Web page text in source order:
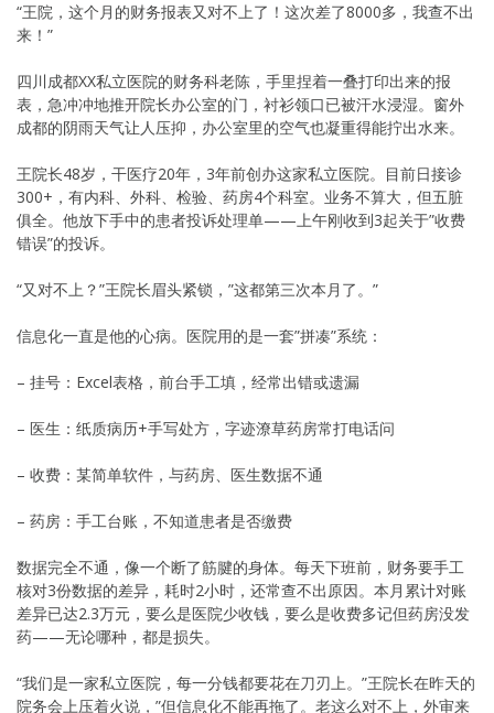
“王院，这个月的财务报表又对不上了！这次差了8000多，我查不出
来！”
四川成都XX私立医院的财务科老陈，手里捏着一叠打印出来的报
表，急冲冲地推开院长办公室的门，衬衫领口已被汗水浸湿。窗外
成都的阴雨天气让人压抑，办公室里的空气也凝重得能拧出水来。
王院长48岁，干医疗20年，3年前创办这家私立医院。目前日接诊
300+，有内科、外科、检验、药房4个科室。业务不算大，但五脏
俱全。他放下手中的患者投诉处理单——上午刚收到3起关于”收费
错误”的投诉。
“又对不上？”王院长眉头紧锁，”这都第三次本月了。”
信息化一直是他的心病。医院用的是一套”拼凑”系统：
– 挂号：Excel表格，前台手工填，经常出错或遗漏
– 医生：纸质病历+手写处方，字迹潦草药房常打电话问
– 收费：某简单软件，与药房、医生数据不通
– 药房：手工台账，不知道患者是否缴费
数据完全不通，像一个断了筋腱的身体。每天下班前，财务要手工
核对3份数据的差异，耗时2小时，还常查不出原因。本月累计对账
差异已达2.3万元，要么是医院少收钱，要么是收费多记但药房没发
药——无论哪种，都是损失。
“我们是一家私立医院，每一分钱都要花在刀刃上。”王院长在昨天的
院务会上压着火说，”但信息化不能再拖了。老这么对不上，外审来